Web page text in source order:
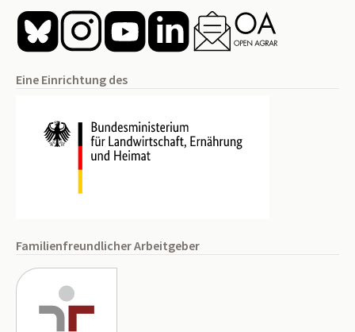
Eine Einrichtung des
Familienfreundlicher Arbeitgeber